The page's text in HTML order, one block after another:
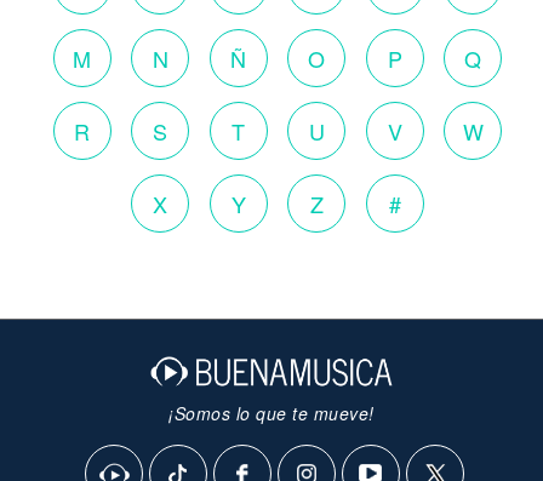
M N Ñ O P Q
R S T U V W
X Y Z #
¡Somos lo que te mueve!